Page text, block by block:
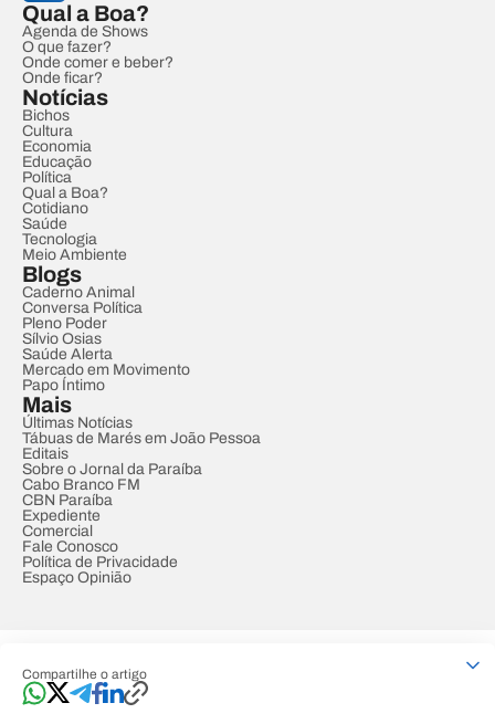
Compartilhe o artigo
Qual a Boa?
Agenda de Shows
O que fazer?
Onde comer e beber?
Onde ficar?
Notícias
Bichos
Cultura
Economia
Educação
Política
Qual a Boa?
Cotidiano
Saúde
Tecnologia
Meio Ambiente
Blogs
Caderno Animal
Conversa Política
Pleno Poder
Sílvio Osias
Saúde Alerta
Mercado em Movimento
Papo Íntimo
Mais
Últimas Notícias
Tábuas de Marés em João Pessoa
Editais
Sobre o Jornal da Paraíba
Cabo Branco FM
CBN Paraíba
Expediente
Comercial
Fale Conosco
Política de Privacidade
Espaço Opinião
Developed by Designed by